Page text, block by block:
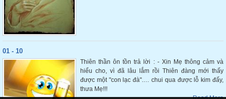
01 - 10
Thiên thần ôn tồn trả lời : - Xin Mẹ thông cảm và
hiểu cho, vì đã lâu lắm rồi Thiên đàng mới thấy
được một "con lạc đà".… chui qua được lỗ kim đấy,
thưa Mẹ!!!